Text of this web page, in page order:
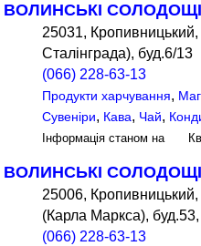
ВОЛИНСЬКІ
25031, Кропивницький,
Сталінграда), буд.6/13
(066) 228-63-13
Продукти харчування,
Сувеніри, Кава, Чай,
Інформація станом на
ВОЛИНСЬКІ
25006,
(Карла Маркса),
(066) 228-63-13